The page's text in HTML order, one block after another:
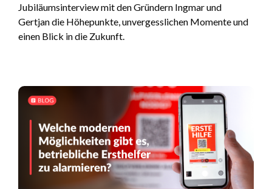
Jubiläumsinterview mit den Gründern Ingmar und
Gertjan die Höhepunkte, unvergesslichen Momente und
einen Blick in die Zukunft.